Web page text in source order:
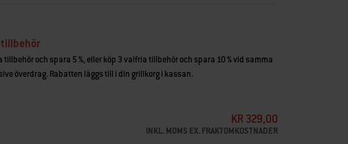
tillbehör
tillbehör och spara 5 %, eller köp 3 valfria tillbehör och spara 10 % vid samma
överdrag. Rabatten läggs till i din grillkorg i kassan.
KR 329,00
INKL. MOMS EX. FRAKTOMKOSTNADER